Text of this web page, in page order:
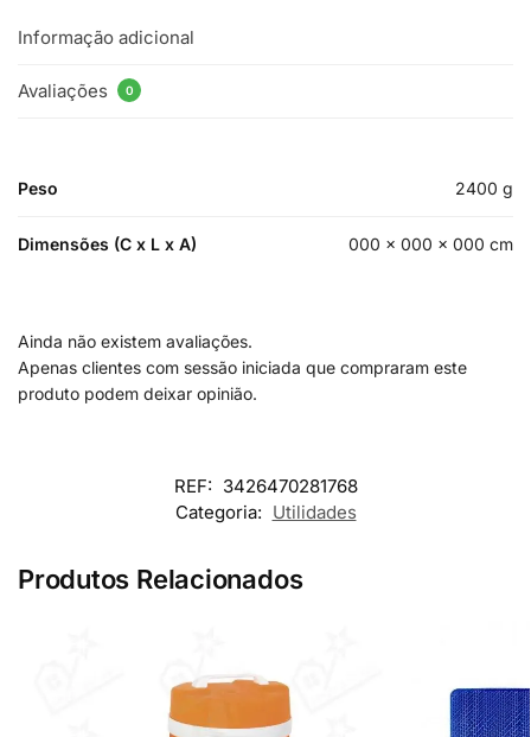
Informação adicional
Avaliações 0
Peso 2400 g
Dimensões (C x L x A) 000 × 000 × 000 cm
Ainda não existem avaliações.
Apenas clientes com sessão iniciada que compraram este
produto podem deixar opinião.
REF: 3426470281768
Categoria: Utilidades
Produtos Relacionados